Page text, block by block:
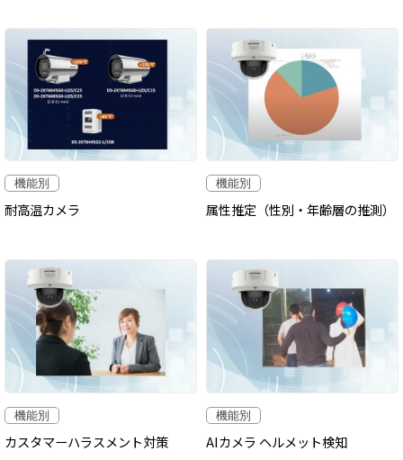
機能別
耐高温カメラ
機能別
属性推定（性別・年齢層の推測）
機能別
カスタマーハラスメント対策
機能別
AIカメラ ヘルメット検知